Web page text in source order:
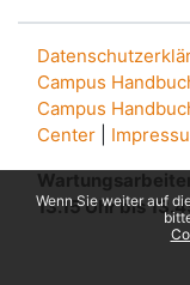
Wenn Sie weiter auf
Campus
Campus
Center
13.15 Uhr bis